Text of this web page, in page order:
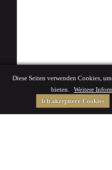
Diese Seiten verwenden Cookies,
bieten. Weitere
Ich akzeptiere Cookies